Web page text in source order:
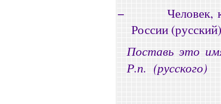
−
Человек,
России
Поставь это
Р.п. (русского)